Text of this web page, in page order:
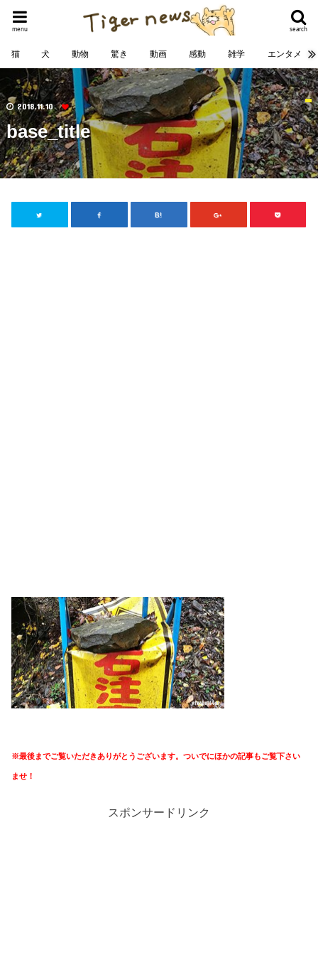
search
menu
猫 犬 動物 驚き 動画 感動 雑学 エンタメ
2018.11.10
base_title
※最後までご覧いただきありがとうございます。ついでにほかの記事もご覧下さい
ませ！
スポンサードリンク